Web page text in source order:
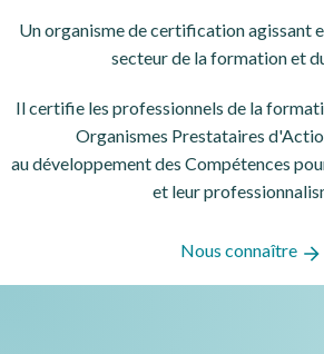
Un organisme de certificationagissant
secteur de la formation et
Il certifie les professionnels de la
Organismes Prestataires
au développement des Compétences
et leur
Nous connaître